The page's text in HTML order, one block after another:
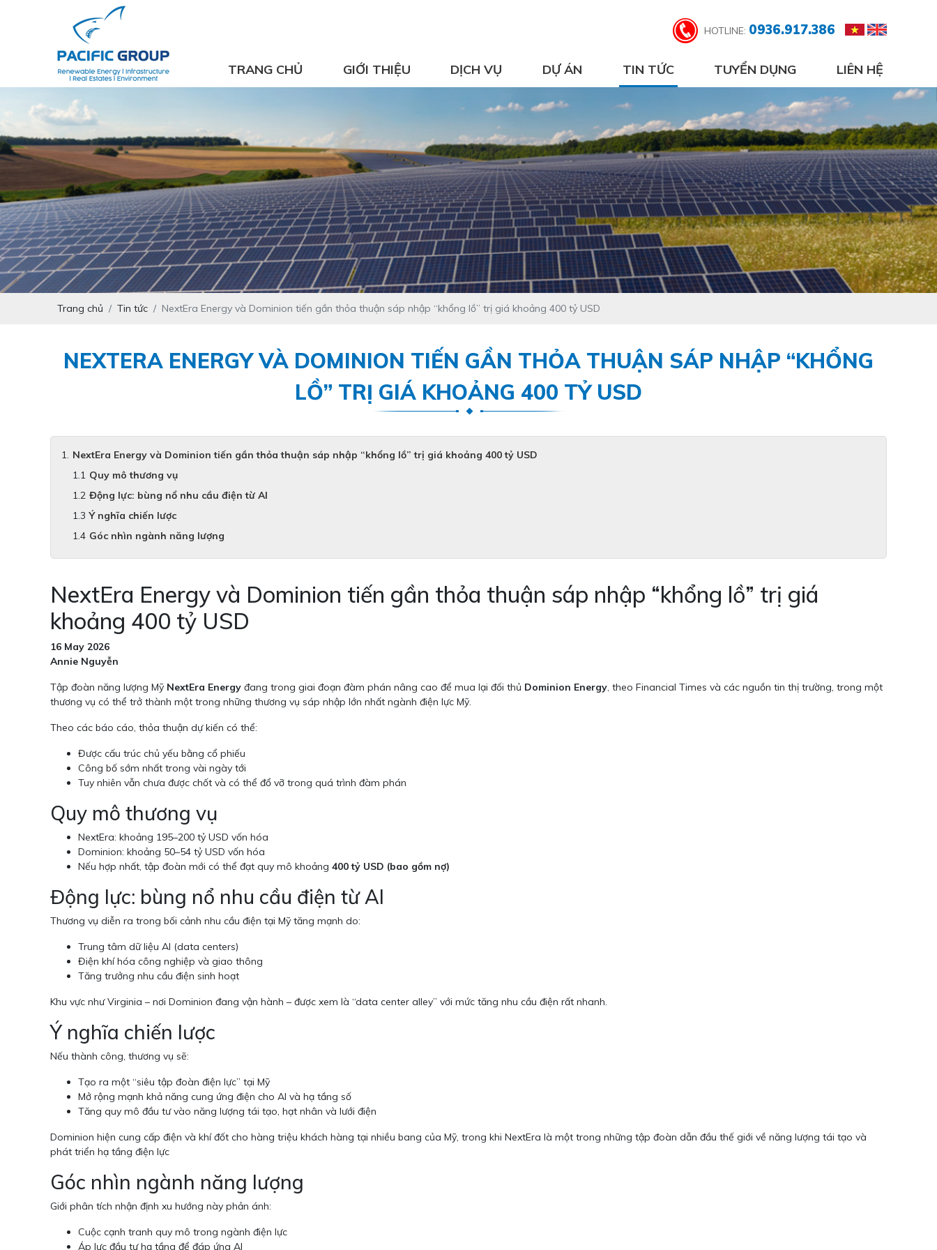
HOTLINE: 0936.917.386
TRANG CHỦ GIỚI THIỆU DỊCH VỤ DỰ ÁN TIN TỨC TUYỂN DỤNG LIÊN HỆ
Trang chủ Tin tức NextEra Energy và Dominion tiến gần thỏa thuận sáp nhập “khổng lồ” trị giá khoảng 400 tỷ USD
NEXTERA ENERGY VÀ DOMINION TIẾN GẦN THỎA THUẬN SÁP NHẬP “KHỔNG
LỒ” TRỊ GIÁ KHOẢNG 400 TỶ USD
NextEra Energy và Dominion tiến gần thỏa thuận sáp nhập “khổng lồ” trị giá khoảng 400 tỷ USD
Quy mô thương vụ
Động lực: bùng nổ nhu cầu điện từ AI
Ý nghĩa chiến lược
Góc nhìn ngành năng lượng
NextEra Energy và Dominion tiến gần thỏa thuận sáp nhập “khổng lồ” trị giá
khoảng 400 tỷ USD
16 May 2026
Annie Nguyễn
Tập đoàn năng lượng Mỹ NextEra Energy đang trong giai đoạn đàm phán nâng cao để mua lại đối thủ Dominion Energy, theo Financial Times và các nguồn tin thị trường, trong một
thương vụ có thể trở thành một trong những thương vụ sáp nhập lớn nhất ngành điện lực Mỹ.
Theo các báo cáo, thỏa thuận dự kiến có thể:
Được cấu trúc chủ yếu bằng cổ phiếu
Công bố sớm nhất trong vài ngày tới
Tuy nhiên vẫn chưa được chốt và có thể đổ vỡ trong quá trình đàm phán
Quy mô thương vụ
NextEra: khoảng 195–200 tỷ USD vốn hóa
Dominion: khoảng 50–54 tỷ USD vốn hóa
Nếu hợp nhất, tập đoàn mới có thể đạt quy mô khoảng 400 tỷ USD (bao gồm nợ)
Động lực: bùng nổ nhu cầu điện từ AI
Thương vụ diễn ra trong bối cảnh nhu cầu điện tại Mỹ tăng mạnh do:
Trung tâm dữ liệu AI (data centers)
Điện khí hóa công nghiệp và giao thông
Tăng trưởng nhu cầu điện sinh hoạt
Khu vực như Virginia – nơi Dominion đang vận hành – được xem là “data center alley” với mức tăng nhu cầu điện rất nhanh.
Ý nghĩa chiến lược
Nếu thành công, thương vụ sẽ:
Tạo ra một “siêu tập đoàn điện lực” tại Mỹ
Mở rộng mạnh khả năng cung ứng điện cho AI và hạ tầng số
Tăng quy mô đầu tư vào năng lượng tái tạo, hạt nhân và lưới điện
Dominion hiện cung cấp điện và khí đốt cho hàng triệu khách hàng tại nhiều bang của Mỹ, trong khi NextEra là một trong những tập đoàn dẫn đầu thế giới về năng lượng tái tạo và
phát triển hạ tầng điện lực
Góc nhìn ngành năng lượng
Giới phân tích nhận định xu hướng này phản ánh:
Cuộc cạnh tranh quy mô trong ngành điện lực
Áp lực đầu tư hạ tầng để đáp ứng AI